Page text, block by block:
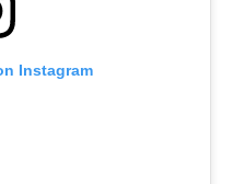
Instagram